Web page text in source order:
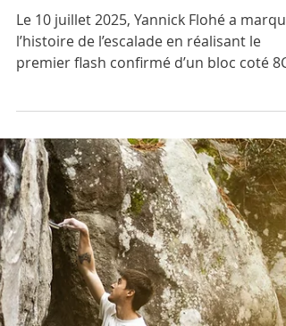
Yannick Flohé flash Foundation's
Edge 8C : premier flash confirmé
d’un bloc 8C en Suisse
Le 10 juillet 2025, Yannick Flohé a marqué
l’histoire de l’escalade en réalisant le
premier flash confirmé d’un bloc coté 8C,
"Foundations Edge" à Fionnay, Suisse. Un
exploit unique qui témoigne de sa
maîtrise technique et mentale, inscrit
dans un cadre granitique exceptionnel.
Découvrez son parcours, la difficulté de
ligne, et la vidéo intégrale de cette